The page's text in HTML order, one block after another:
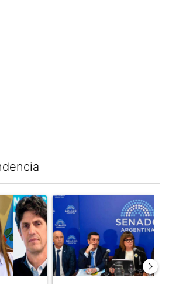
con el título "Grabois, Moreau y
Un artículo de tendencia con